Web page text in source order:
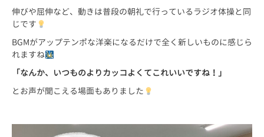
伸びや屈伸など、動きは普段の朝礼で行っているラジオ体操と同
じです
BGMがアップテンポな洋楽になるだけで全く新しいものに感じら
れますね
「なんか、いつものよりカッコよくてこれいいですね！」
とお声が聞こえる場面もありました